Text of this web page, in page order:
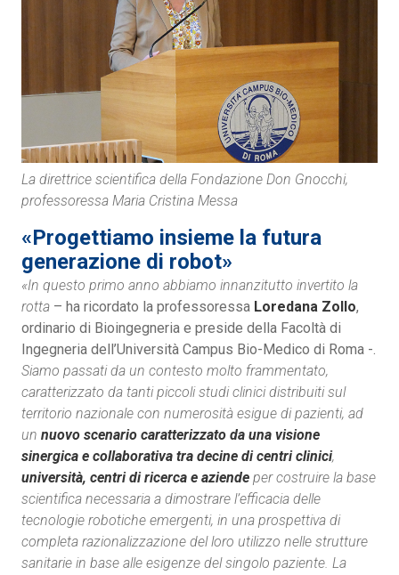
La direttrice scientifica della Fondazione Don Gnocchi,
professoressa Maria Cristina Messa
«Progettiamo insieme la futura
generazione di robot»
«In questo primo anno abbiamo innanzitutto invertito la
rotta – ha ricordato la professoressa Loredana Zollo,
ordinario di Bioingegneria e preside della Facoltà di
Ingegneria dell’Università Campus Bio-Medico di Roma -.
Siamo passati da un contesto molto frammentato,
caratterizzato da tanti piccoli studi clinici distribuiti sul
territorio nazionale con numerosità esigue di pazienti, ad
un nuovo scenario caratterizzato da una visione
sinergica e collaborativa tra decine di centri clinici,
università, centri di ricerca e aziende per costruire la base
scientifica necessaria a dimostrare l’efficacia delle
tecnologie robotiche emergenti, in una prospettiva di
completa razionalizzazione del loro utilizzo nelle strutture
sanitarie in base alle esigenze del singolo paziente. La